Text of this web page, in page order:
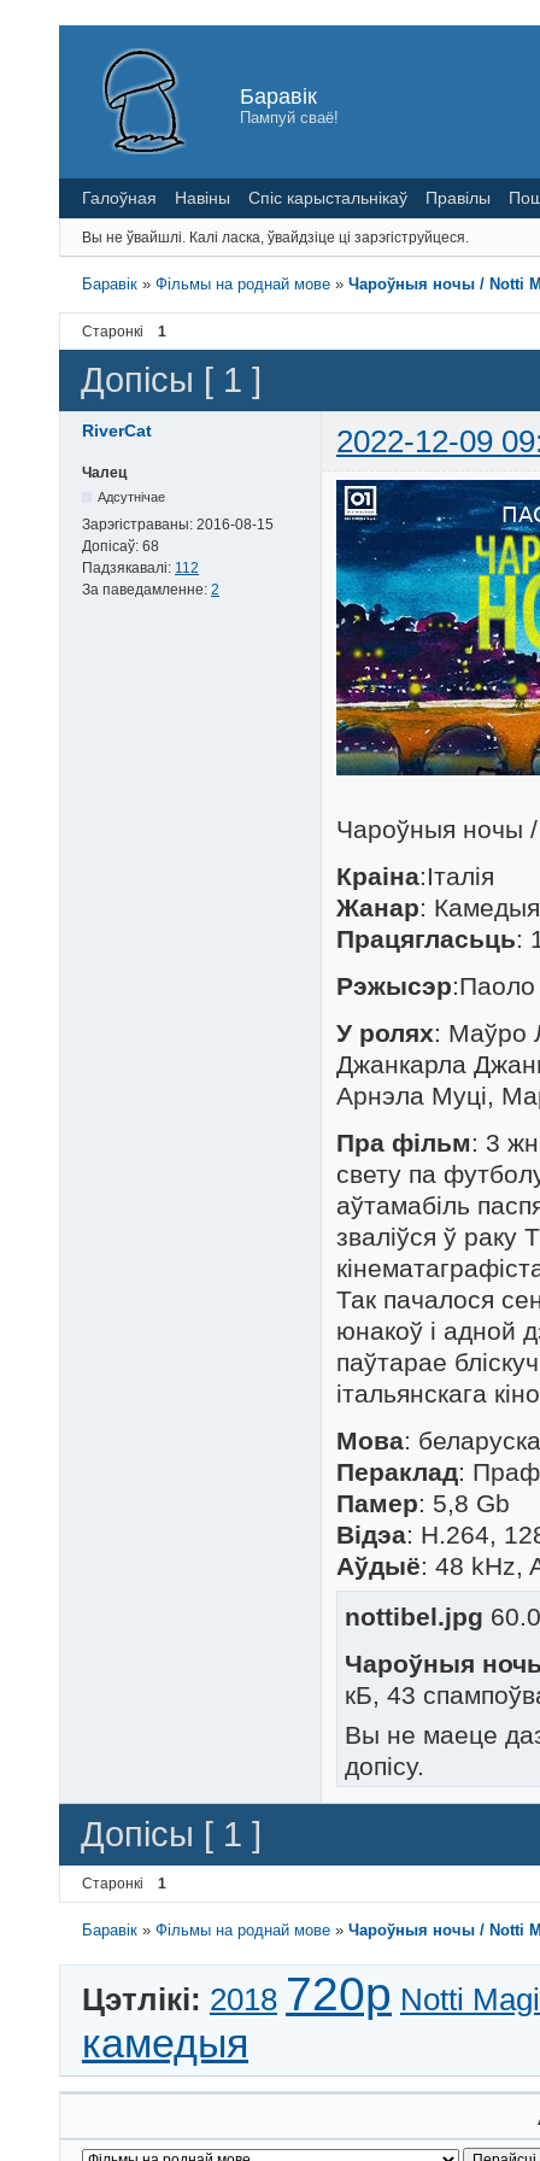
Баравік
Пампуй сваё!
Галоўная Навіны Спіс карыстальнікаў Правілы
Вы не ўвайшлі. Калі ласка, ўвайдзіце ці зарэгіструйцеся.
Баравік »Фільмы на роднай мове »Чароўныя ночы / Notti
Старонкі 1
Допісы [ 1 ]
RiverCat 2022-12-09
Чалец
Адсутнічае
Зарэгістраваны: 2016-08-15
Допісаў: 68
Падзякавалі: 112
За паведамленне: 2
Чароўныя ночы
Краіна:Італія
Жанар:
Працягласьць:
Рэжысэр:Паоло
У ролях: Маўро
Джанкарла
Арнэла Муці,
Пра фільм: 3
свету па
аўтамабіль
зваліўся ў раку
Так пачалося
юнакоў і адной
паўтарае
італьянскага
Мова:
Пераклад:
Памер: 5,8 Gb
Відэа: H.264,
Аўдыё: 48 kHz,
nottibel.jpg
Чароўныя
кБ, 43
Вы не маеце
допісу.
Допісы [ 1 ]
Старонкі 1
Баравік »Фільмы на роднай мове »Чароўныя ночы / Notti
Цэтлікі: 2018 720p Notti
камедыя